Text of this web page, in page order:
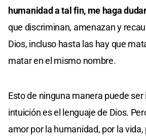
humanidad a tal fin, me haga
que discriminan, amenazan y
Dios, incluso hasta las hay que
matar en el mismo nombre.
Esto de ninguna manera puede ser
intuición es el lenguaje de Dios.
amor por la humanidad, por la